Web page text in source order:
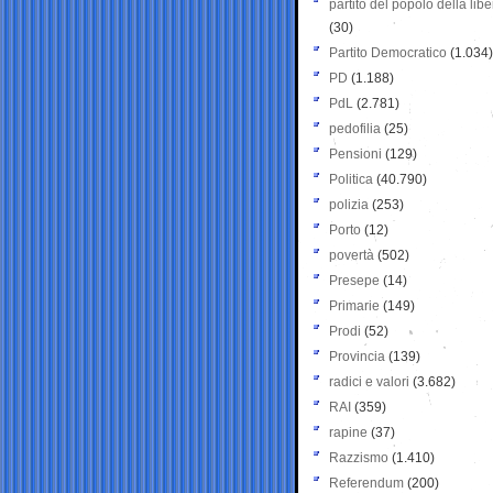
partito del popolo della
(30)
Partito Democratico (1.034)
PD (1.188)
PdL (2.781)
pedofilia (25)
Pensioni (129)
Politica (40.790)
polizia (253)
Porto (12)
povertà (502)
Presepe (14)
Primarie (149)
Prodi (52)
Provincia (139)
radici e valori (3.682)
RAI (359)
rapine (37)
Razzismo (1.410)
Referendum (200)